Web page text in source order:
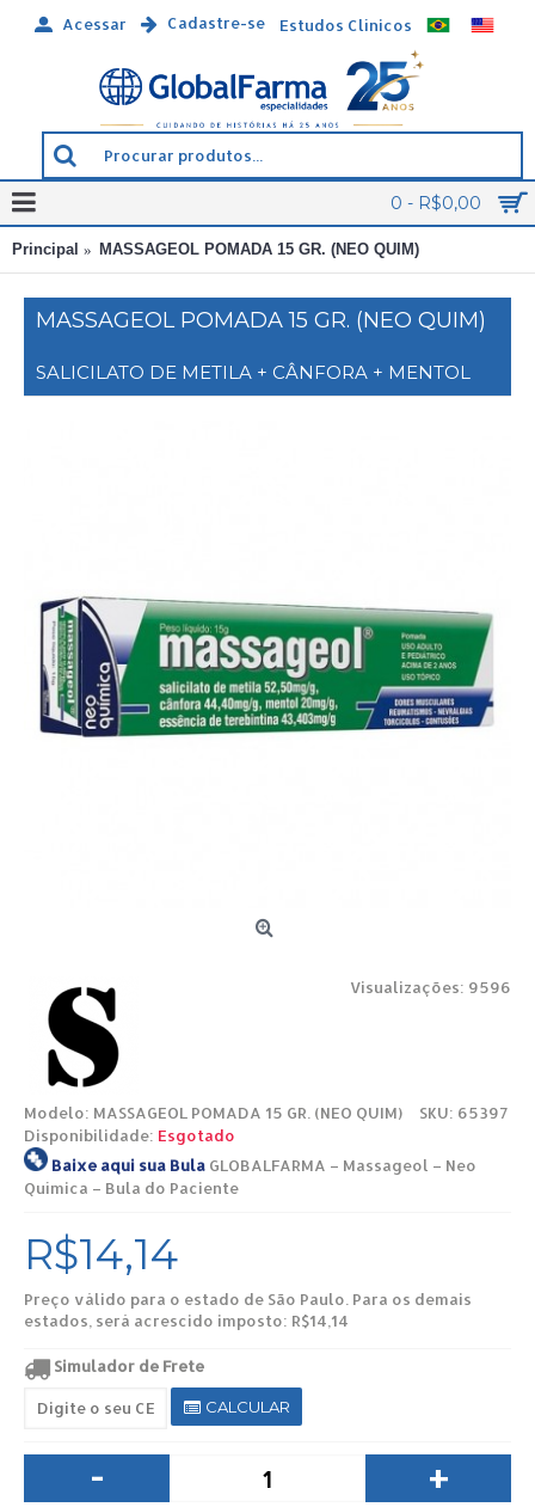
Acessar Cadastre-se Estudos Clínicos
0 - R$0,00
Principal MASSAGEOL POMADA 15 GR. (NEO QUIM)
MASSAGEOL POMADA 15 GR. (NEO QUIM)
SALICILATO DE METILA + CÂNFORA + MENTOL
Visualizações: 9596
Modelo: MASSAGEOL POMADA 15 GR. (NEO QUIM)
SKU: 65397
Disponibilidade: Esgotado
Baixe aqui sua Bula GLOBALFARMA – Massageol – Neo
Química – Bula do Paciente
R$14,14
Preço válido para o estado de São Paulo. Para os demais
estados, será acrescido imposto: R$14,14
Simulador de Frete
CALCULAR
- +